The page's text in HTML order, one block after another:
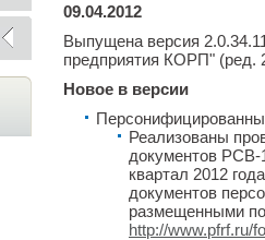
09.04.2012
Выпущена версия
предприятия КОРП" (ред.
Новое в версии
Реализованы
документов
квартал 2012
документов
размещенными
http://www.pfrf.ru/